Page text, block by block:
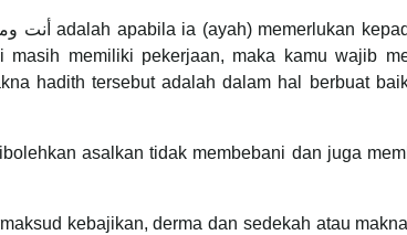
memiliki pekerjaan, maka kamu wajib
hadith tersebut adalah dalam hal berbuat
asalkan tidak membebani dan juga
kebajikan, derma dan sedekah atau